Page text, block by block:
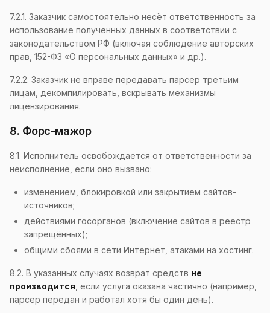
7.2.1. Заказчик самостоятельно несёт ответственность за
использование полученных данных в соответствии с
законодательством РФ (включая соблюдение авторских
прав, 152-ФЗ «О персональных данных» и др.).
7.2.2. Заказчик не вправе передавать парсер третьим
лицам, декомпилировать, вскрывать механизмы
лицензирования.
8. Форс-мажор
8.1. Исполнитель освобождается от ответственности за
неисполнение, если оно вызвано:
изменением, блокировкой или закрытием сайтов-
источников;
действиями госорганов (включение сайтов в реестр
запрещённых);
общими сбоями в сети Интернет, атаками на хостинг.
8.2. В указанных случаях возврат средств не
производится , если услуга оказана частично (например,
парсер передан и работал хотя бы один день).